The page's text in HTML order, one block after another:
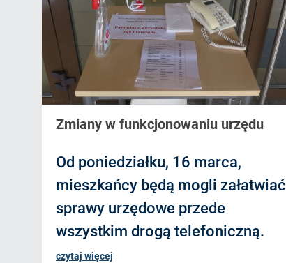
Zmiany w funkcjonowaniu urzędu
Od poniedziałku, 16 marca,
mieszkańcy będą mogli załatwiać
sprawy urzędowe przede
wszystkim drogą telefoniczną.
czytaj więcej